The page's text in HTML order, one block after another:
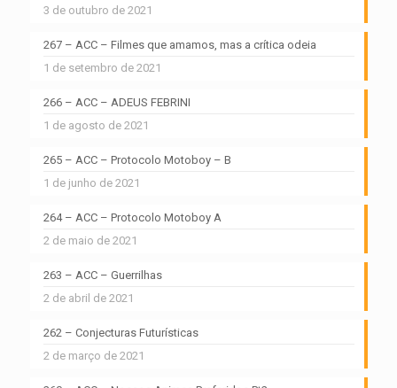
3 de outubro de 2021
267 – ACC – Filmes que amamos, mas a crítica odeia
1 de setembro de 2021
266 – ACC – ADEUS FEBRINI
1 de agosto de 2021
265 – ACC – Protocolo Motoboy – B
1 de junho de 2021
264 – ACC – Protocolo Motoboy A
2 de maio de 2021
263 – ACC – Guerrilhas
2 de abril de 2021
262 – Conjecturas Futurísticas
2 de março de 2021